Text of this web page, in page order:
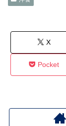
X
Pocket